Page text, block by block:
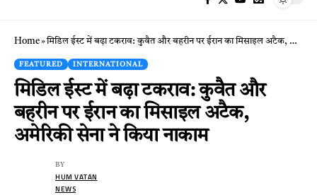
Home»मिडिल ईस्ट में बढ़ा टकराव: कुवैत और बहरीन पर ईरान का मिसाइल अटैक, अमेरिकी सेना ने किया नाकाम
FEATURED INTERNATIONAL
मिडिल ईस्ट में बढ़ा टकराव: कुवैत और
बहरीन पर ईरान का मिसाइल अटैक,
अमेरिकी सेना ने किया नाकाम
BY
HUM VATAN
NEWS